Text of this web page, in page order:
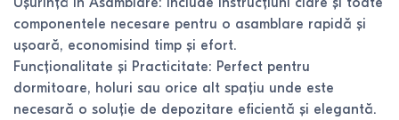
componentele necesare pentru o asamblare rapidă și
ușoară, economisind timp și efort.
Funcționalitate și Practicitate: Perfect pentru
dormitoare, holuri sau orice alt spațiu unde este
necesară o soluție de depozitare eficientă și elegantă.